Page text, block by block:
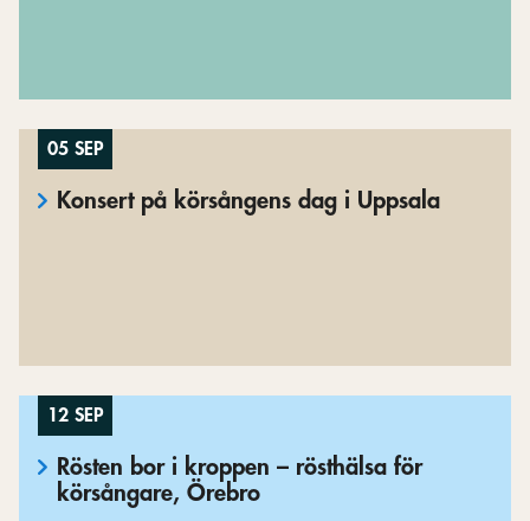
05 SEP
Konsert på körsångens dag i Uppsala
12 SEP
Rösten bor i kroppen – rösthälsa för
körsångare, Örebro